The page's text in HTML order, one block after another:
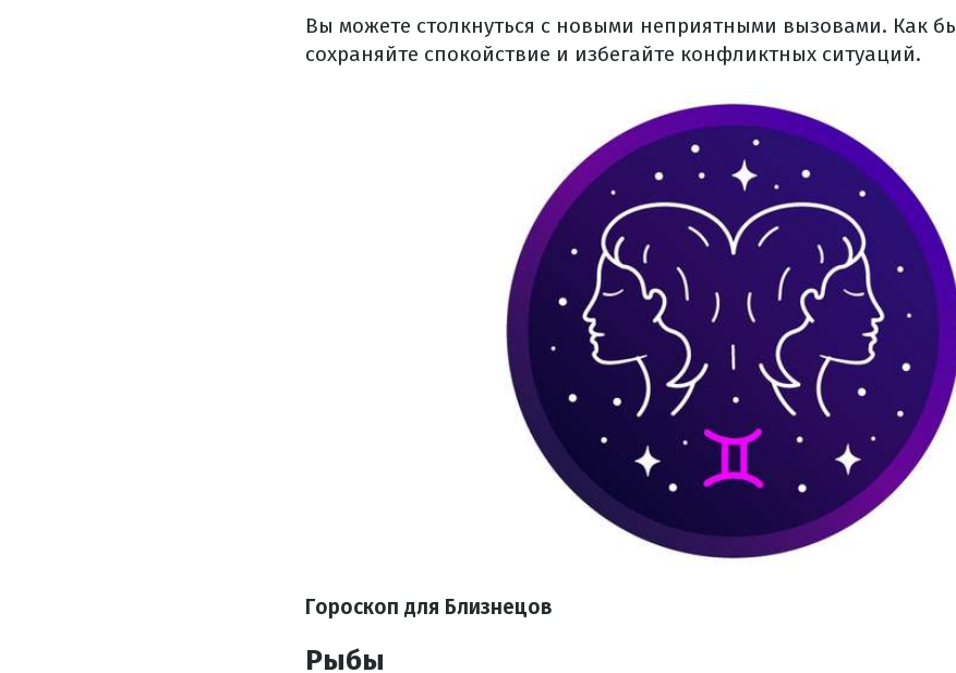
Вы можете столкнуться с новыми неприятными вызовами. Как
сохраняйте спокойствие и избегайте конфликтных ситуаций.
Гороскоп для Близнецов
Рыбы